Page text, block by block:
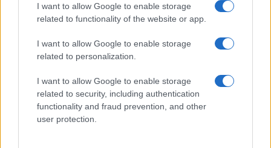
I want to allow Google to enable storage
related to functionality of the website or app.
I want to allow Google to enable storage
related to personalization.
I want to allow Google to enable storage
related to security, including authentication
functionality and fraud prevention, and other
user protection.
$64,276.00